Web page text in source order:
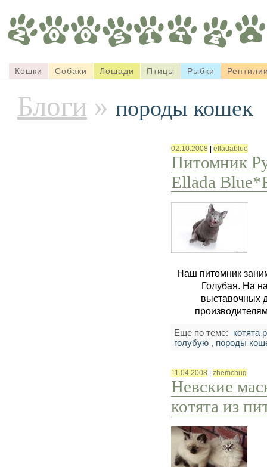
Кошки Собаки Лошади Птицы Рыбки
Блоги » породы кошек
02.10.2008 |elladablue
Питомник
Ellada
Наш питомник
Голубая. На
выставочных
Еще по теме: котята
голубую , породы
11.04.2008 |zhemchug
Невские
котята из